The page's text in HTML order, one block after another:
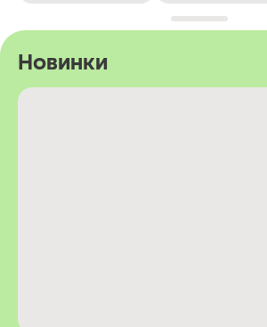
Новинки